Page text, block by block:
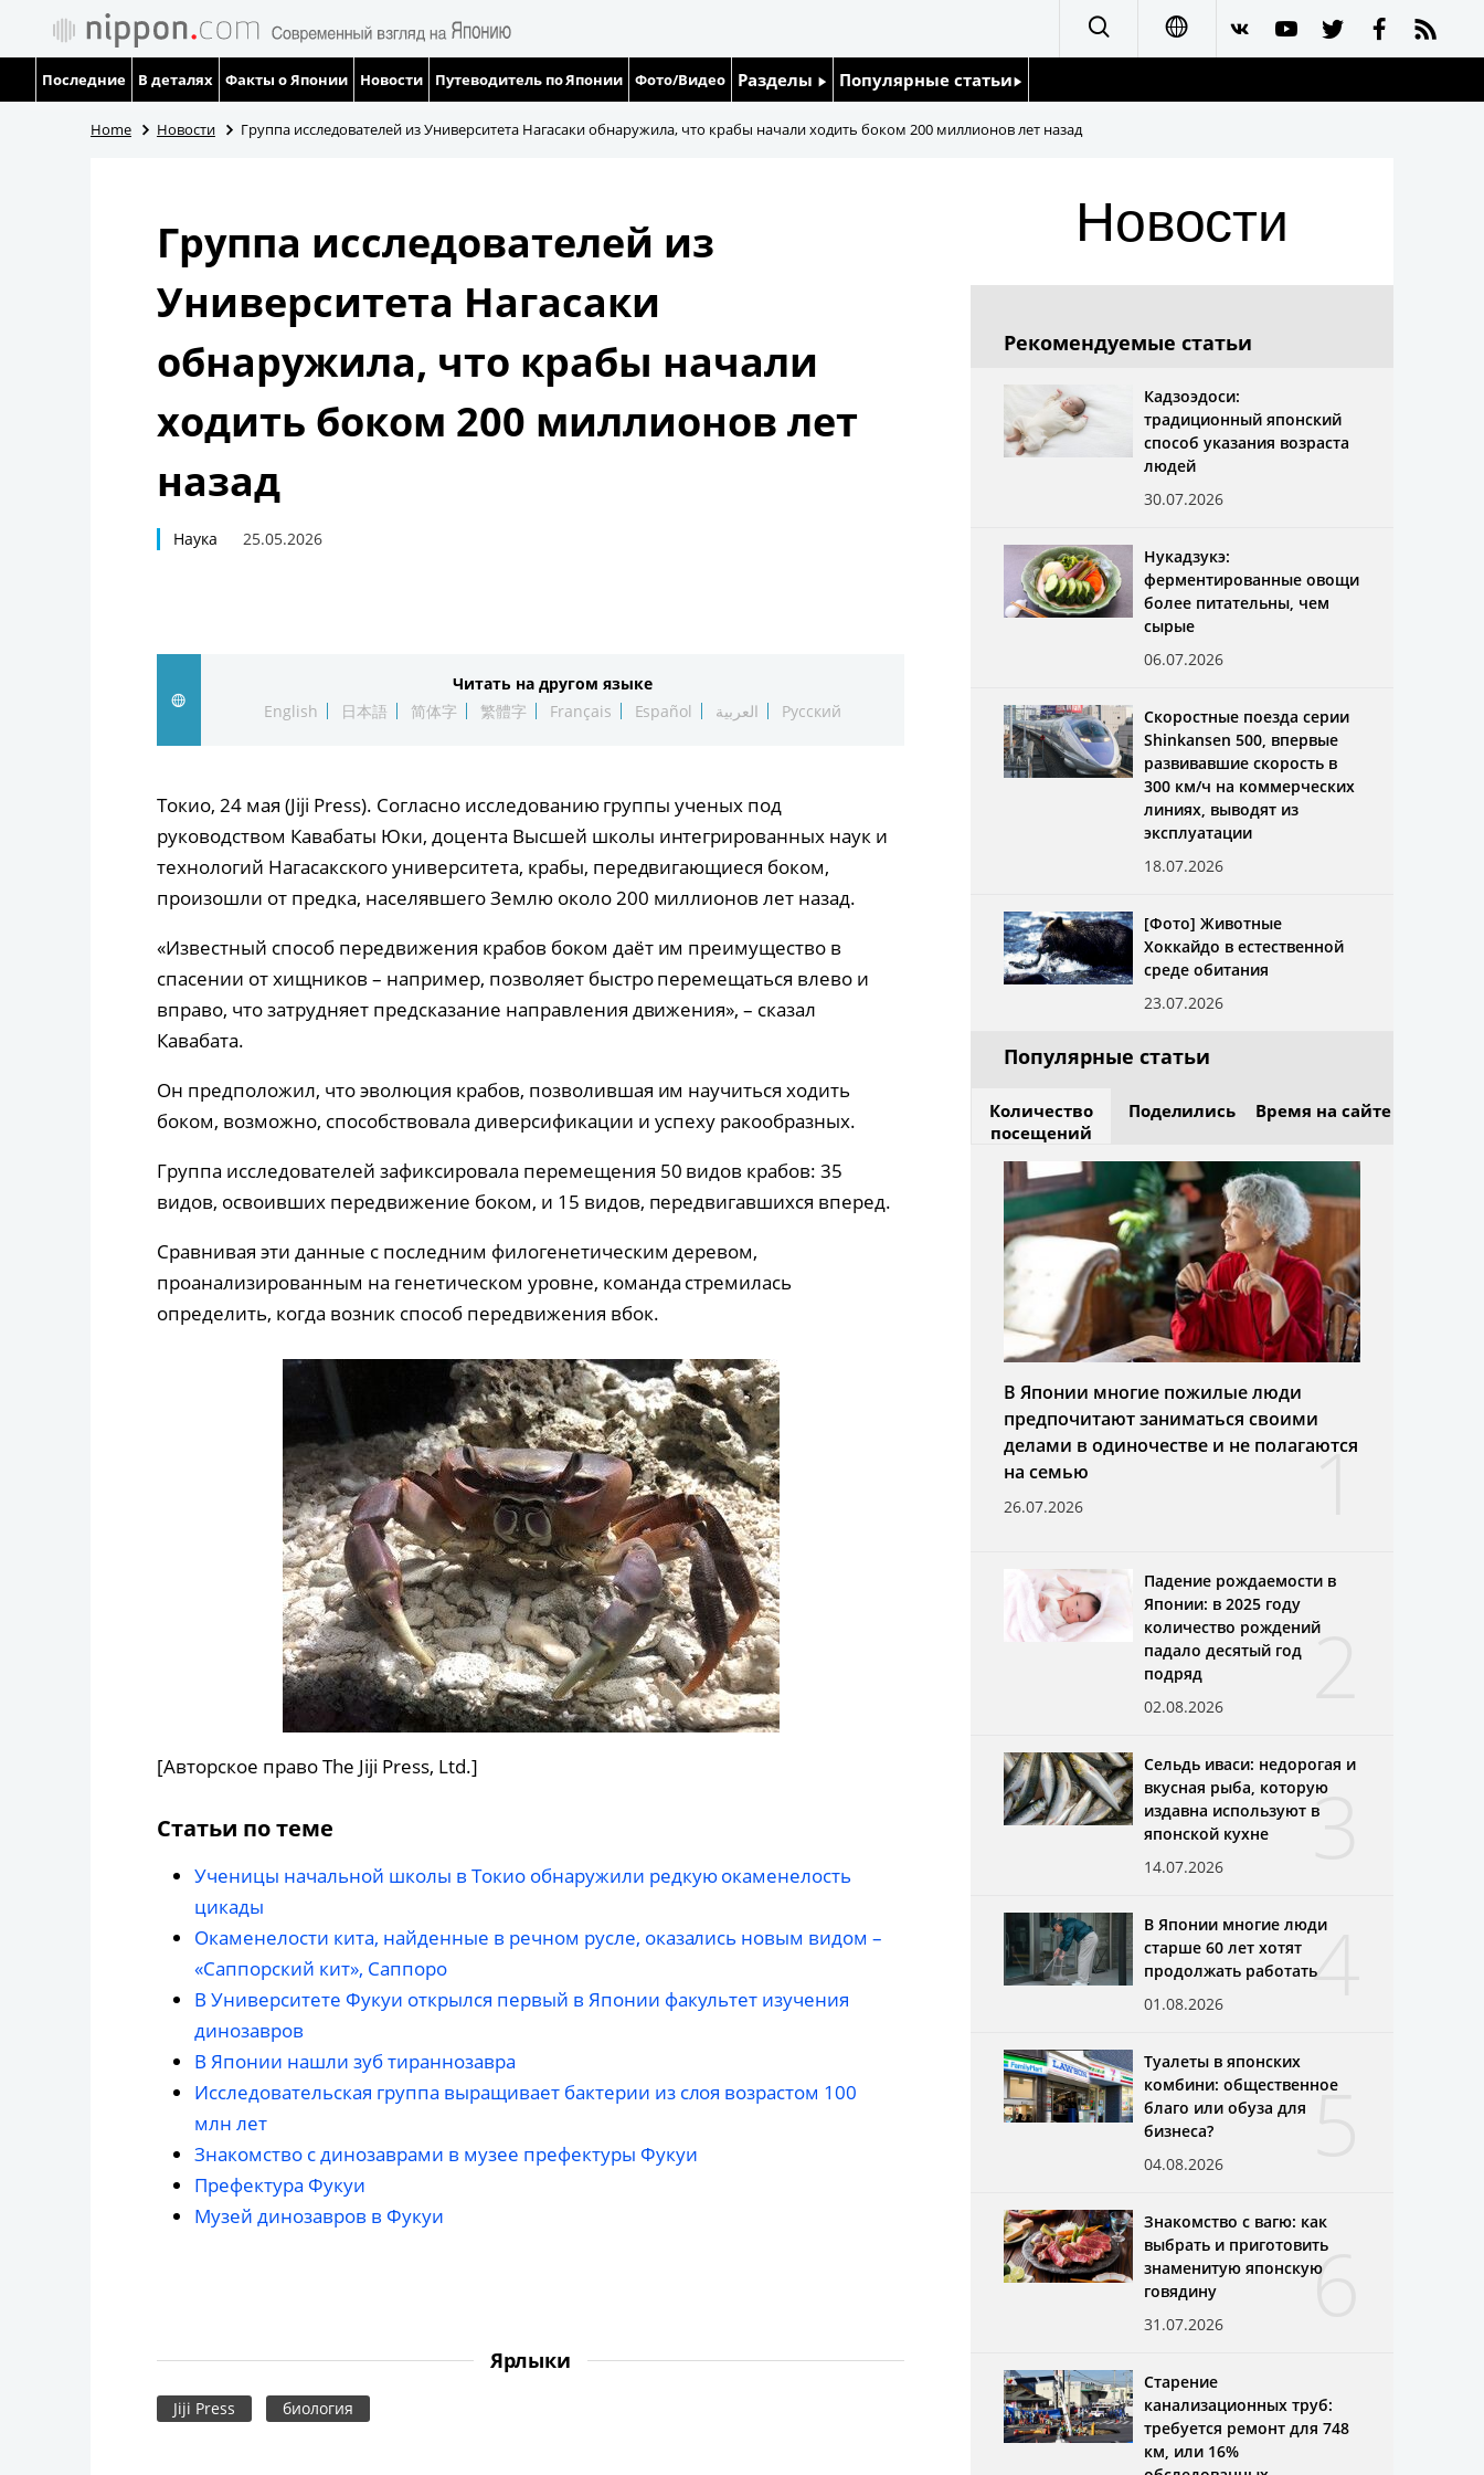
العربية
Последние В деталях Факты о Японии Новости Путеводитель по Японии Фото/Видео Разделы
Люди
Общество
Культура
Популярные статьи
Японский язык
Home Новости Группа исследователей из Университета Нагасаки обнаружила, что крабы начали ходить боком 200 миллионов лет назад
Группа исследователей из
Университета Нагасаки
обнаружила, что крабы начали
ходить боком 200 миллионов лет
назад
Наука 25.05.2026
Читать на другом языке
English
日本語 简体字 繁體字 Français Español العربية Русский
Токио, 24 мая (Jiji Press). Согласно исследованию группы ученых под
руководством Кавабаты Юки, доцента Высшей школы интегрированных наук и
технологий Нагасакского университета, крабы, передвигающиеся боком,
произошли от предка, населявшего Землю около 200 миллионов лет назад.
«Известный способ передвижения крабов боком даёт им преимущество в
спасении от хищников – например, позволяет быстро перемещаться влево и
вправо, что затрудняет предсказание направления движения», – сказал
Кавабата.
Он предположил, что эволюция крабов, позволившая им научиться ходить
боком, возможно, способствовала диверсификации и успеху ракообразных.
Группа исследователей зафиксировала перемещения 50 видов крабов: 35
видов, освоивших передвижение боком, и 15 видов, передвигавшихся вперед.
Сравнивая эти данные с последним филогенетическим деревом,
проанализированным на генетическом уровне, команда стремилась
определить, когда возник способ передвижения вбок.
[Авторское право The Jiji Press, Ltd.]
Статьи по теме
Ученицы начальной школы в Токио обнаружили редкую окаменелость
цикады
Окаменелости кита, найденные в речном русле, оказались новым видом –
«Саппорский кит», Саппоро
В Университете Фукуи открылся первый в Японии факультет изучения
динозавров
В Японии нашли зуб тираннозавра
Исследовательская группа выращивает бактерии из слоя возрастом 100
млн лет
Знакомство с динозаврами в музее префектуры Фукуи
Префектура Фукуи
Музей динозавров в Фукуи
Ярлыки
Jiji Press биология
Новости
Рекомендуемые статьи
Кадзоэдоси:
традиционный японский
способ указания возраста
людей
30.07.2026
Нукадзукэ:
ферментированные овощи
более питательны, чем
сырые
06.07.2026
Скоростные поезда серии
Shinkansen 500, впервые
развивавшие скорость в
300 км/ч на коммерческих
линиях, выводят из
эксплуатации
18.07.2026
[Фото] Животные
Хоккайдо в естественной
среде обитания
23.07.2026
Популярные статьи
Количество
посещений
Поделились Время на сайте
1
В Японии многие пожилые люди
предпочитают заниматься своими
делами в одиночестве и не полагаются
на семью
26.07.2026
2
Падение рождаемости в
Японии: в 2025 году
количество рождений
падало десятый год
подряд
02.08.2026
3
Сельдь иваси: недорогая и
вкусная рыба, которую
издавна используют в
японской кухне
14.07.2026
4
В Японии многие люди
старше 60 лет хотят
продолжать работать
01.08.2026
5
Туалеты в японских
комбини: общественное
благо или обуза для
бизнеса?
04.08.2026
6
Знакомство с вагю: как
выбрать и приготовить
знаменитую японскую
говядину
31.07.2026
Старение
канализационных труб:
требуется ремонт для 748
км, или 16%